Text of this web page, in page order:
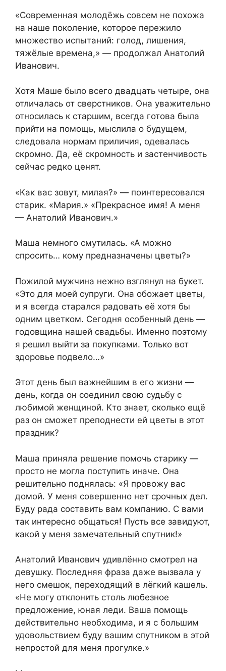
«Современная молодёжь совсем не похожа
на наше поколение, которое пережило
множество испытаний: голод, лишения,
тяжёлые времена,» — продолжал Анатолий
Иванович.
Хотя Маше было всего двадцать четыре, она
отличалась от сверстников. Она уважительно
относилась к старшим, всегда готова была
прийти на помощь, мыслила о будущем,
следовала нормам приличия, одевалась
скромно. Да, её скромность и застенчивость
сейчас редко ценят.
«Как вас зовут, милая?» — поинтересовался
старик. «Мария.» «Прекрасное имя! А меня
— Анатолий Иванович.»
Маша немного смутилась. «А можно
спросить… кому предназначены цветы?»
Пожилой мужчина нежно взглянул на букет.
«Это для моей супруги. Она обожает цветы,
и я всегда старался радовать её хотя бы
одним цветком. Сегодня особенный день —
годовщина нашей свадьбы. Именно поэтому
я решил выйти за покупками. Только вот
здоровье подвело…»
Этот день был важнейшим в его жизни —
день, когда он соединил свою судьбу с
любимой женщиной. Кто знает, сколько ещё
раз он сможет преподнести ей цветы в этот
праздник?
Маша приняла решение помочь старику —
просто не могла поступить иначе. Она
решительно поднялась: «Я провожу вас
домой. У меня совершенно нет срочных дел.
Буду рада составить вам компанию. С вами
так интересно общаться! Пусть все завидуют,
какой у меня замечательный спутник!»
Анатолий Иванович удивлённо смотрел на
девушку. Последняя фраза даже вызвала у
него смешок, переходящий в лёгкий кашель.
«Не могу отклонить столь любезное
предложение, юная леди. Ваша помощь
действительно необходима, и я с большим
удовольствием буду вашим спутником в этой
непростой для меня прогулке.»